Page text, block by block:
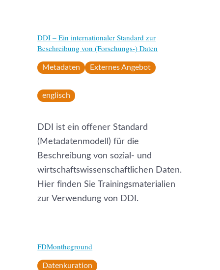
DDI – Ein internationaler Standard zur
Beschreibung von (Forschungs-) Daten
Metadaten Externes Angebot
englisch
DDI ist ein offener Standard
(Metadatenmodell) für die
Beschreibung von sozial- und
wirtschaftswissenschaftlichen Daten.
Hier finden Sie Trainingsmaterialien
zur Verwendung von DDI.
FDMontheground
Datenkuration